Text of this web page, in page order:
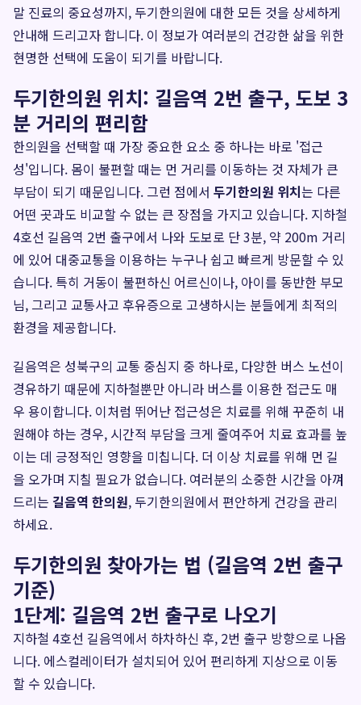
말 진료의 중요성까지, 두기한의원에 대한 모든 것을 상세하게
안내해 드리고자 합니다. 이 정보가 여러분의 건강한 삶을 위한
현명한 선택에 도움이 되기를 바랍니다.
두기한의원 위치: 길음역 2번 출구, 도보 3
분 거리의 편리함
한의원을 선택할 때 가장 중요한 요소 중 하나는 바로 '접근
성'입니다. 몸이 불편할 때는 먼 거리를 이동하는 것 자체가 큰
부담이 되기 때문입니다. 그런 점에서 두기한의원 위치는 다른
어떤 곳과도 비교할 수 없는 큰 장점을 가지고 있습니다. 지하철
4호선 길음역 2번 출구에서 나와 도보로 단 3분, 약 200m 거리
에 있어 대중교통을 이용하는 누구나 쉽고 빠르게 방문할 수 있
습니다. 특히 거동이 불편하신 어르신이나, 아이를 동반한 부모
님, 그리고 교통사고 후유증으로 고생하시는 분들에게 최적의
환경을 제공합니다.
길음역은 성북구의 교통 중심지 중 하나로, 다양한 버스 노선이
경유하기 때문에 지하철뿐만 아니라 버스를 이용한 접근도 매
우 용이합니다. 이처럼 뛰어난 접근성은 치료를 위해 꾸준히 내
원해야 하는 경우, 시간적 부담을 크게 줄여주어 치료 효과를 높
이는 데 긍정적인 영향을 미칩니다. 더 이상 치료를 위해 먼 길
을 오가며 지칠 필요가 없습니다. 여러분의 소중한 시간을 아껴
드리는 길음역 한의원, 두기한의원에서 편안하게 건강을 관리
하세요.
두기한의원 찾아가는 법 (길음역 2번 출구
기준)
1단계: 길음역 2번 출구로 나오기
지하철 4호선 길음역에서 하차하신 후, 2번 출구 방향으로 나옵
니다. 에스컬레이터가 설치되어 있어 편리하게 지상으로 이동
할 수 있습니다.